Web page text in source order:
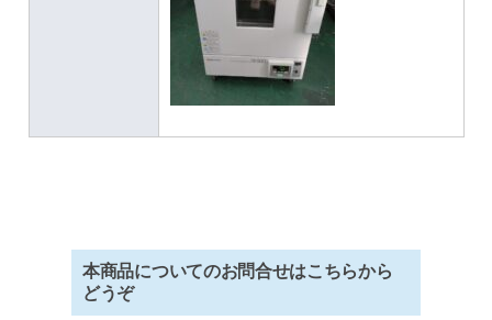
本商品についてのお問合せはこちらから
どうぞ